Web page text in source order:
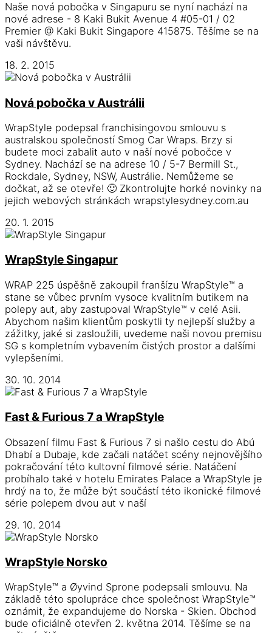
Naše nová pobočka v Singapuru se nyní nachází na
nové adrese - 8 Kaki Bukit Avenue 4 #05-01 / 02
Premier @ Kaki Bukit Singapore 415875. Těšíme se na
vaši návštěvu.
18. 2. 2015
Nová pobočka v Austrálii
WrapStyle podepsal franchisingovou smlouvu s
australskou společností Smog Car Wraps. Brzy si
budete moci zabalit auto v naší nové pobočce v
Sydney. Nachází se na adrese 10 / 5-7 Bermill St.,
Rockdale, Sydney, NSW, Austrálie. Nemůžeme se
dočkat, až se otevře! 🙂 Zkontrolujte horké novinky na
jejich webových stránkách wrapstylesydney.com.au
20. 1. 2015
WrapStyle Singapur
WRAP 225 úspěšně zakoupil franšízu WrapStyle™ a
stane se vůbec prvním vysoce kvalitním butikem na
polepy aut, aby zastupoval WrapStyle™ v celé Asii.
Abychom našim klientům poskytli ty nejlepší služby a
zážitky, jaké si zasloužili, uvedeme naši novou premisu
SG s kompletním vybavením čistých prostor a dalšími
vylepšeními.
30. 10. 2014
Fast & Furious 7 a WrapStyle
Obsazení filmu Fast & Furious 7 si našlo cestu do Abú
Dhabí a Dubaje, kde začali natáčet scény nejnovějšího
pokračování této kultovní filmové série. Natáčení
probíhalo také v hotelu Emirates Palace a WrapStyle je
hrdý na to, že může být součástí této ikonické filmové
série polepem dvou aut v naší
29. 10. 2014
WrapStyle Norsko
WrapStyle™ a Øyvind Sprone podepsali smlouvu. Na
základě této spolupráce chce společnost WrapStyle™
oznámit, že expandujeme do Norska - Skien. Obchod
bude oficiálně otevřen 2. května 2014. Těšíme se na